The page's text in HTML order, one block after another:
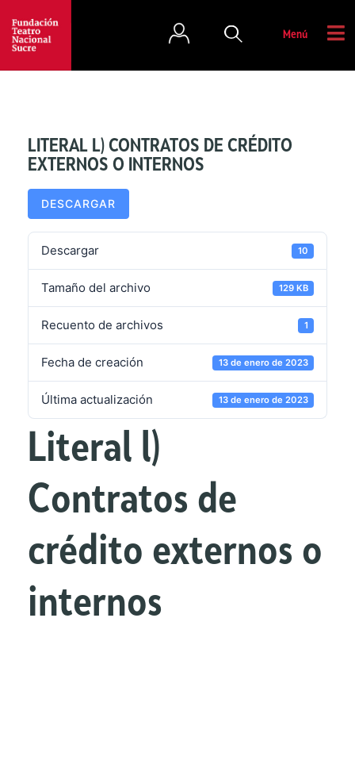
Menú
LITERAL L) CONTRATOS DE CRÉDITO
EXTERNOS O INTERNOS
DESCARGAR
Descargar 10
Tamaño del archivo 129 KB
Recuento de archivos 1
Fecha de creación 13 de enero de 2023
Última actualización 13 de enero de 2023
Literal l)
Contratos de
crédito externos o
internos